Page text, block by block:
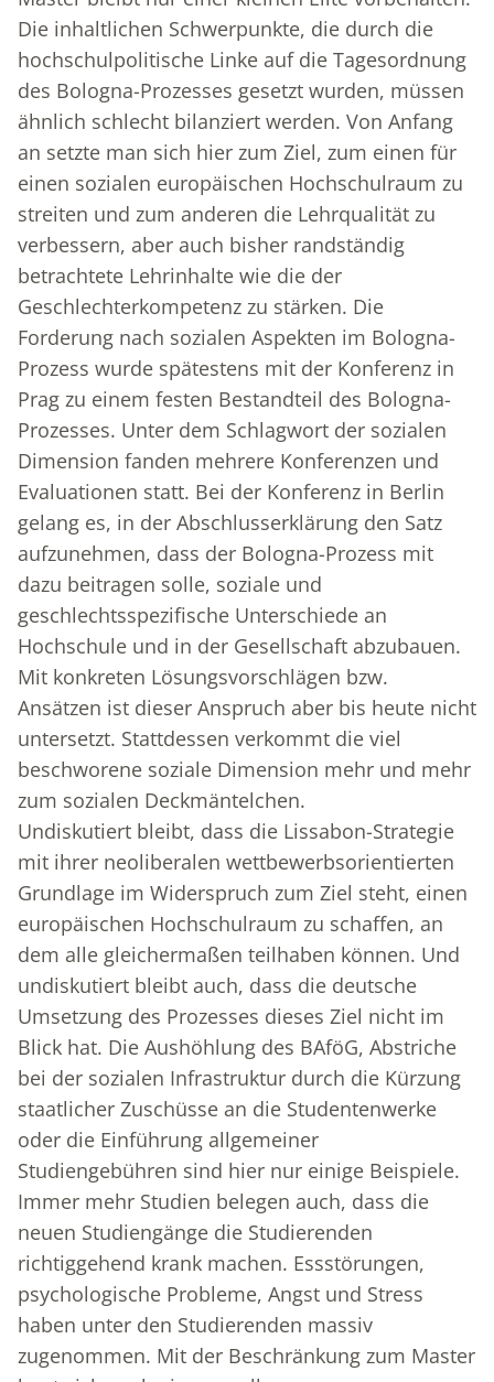
Die inhaltlichen Schwerpunkte, die durch die
hochschulpolitische Linke auf die Tagesordnung
des Bologna-Prozesses gesetzt wurden, müssen
ähnlich schlecht bilanziert werden. Von Anfang
an setzte man sich hier zum Ziel, zum einen für
einen sozialen europäischen Hochschulraum zu
streiten und zum anderen die Lehrqualität zu
verbessern, aber auch bisher randständig
betrachtete Lehrinhalte wie die der
Geschlechterkompetenz zu stärken. Die
Forderung nach sozialen Aspekten im Bologna-
Prozess wurde spätestens mit der Konferenz in
Prag zu einem festen Bestandteil des Bologna-
Prozesses. Unter dem Schlagwort der sozialen
Dimension fanden mehrere Konferenzen und
Evaluationen statt. Bei der Konferenz in Berlin
gelang es, in der Abschlusserklärung den Satz
aufzunehmen, dass der Bologna-Prozess mit
dazu beitragen solle, soziale und
geschlechtsspezifische Unterschiede an
Hochschule und in der Gesellschaft abzubauen.
Mit konkreten Lösungsvorschlägen bzw.
Ansätzen ist dieser Anspruch aber bis heute nicht
untersetzt. Stattdessen verkommt die viel
beschworene soziale Dimension mehr und mehr
zum sozialen Deckmäntelchen.
Undiskutiert bleibt, dass die Lissabon-Strategie
mit ihrer neoliberalen wettbewerbsorientierten
Grundlage im Widerspruch zum Ziel steht, einen
europäischen Hochschulraum zu schaffen, an
dem alle gleichermaßen teilhaben können. Und
undiskutiert bleibt auch, dass die deutsche
Umsetzung des Prozesses dieses Ziel nicht im
Blick hat. Die Aushöhlung des BAföG, Abstriche
bei der sozialen Infrastruktur durch die Kürzung
staatlicher Zuschüsse an die Studentenwerke
oder die Einführung allgemeiner
Studiengebühren sind hier nur einige Beispiele.
Immer mehr Studien belegen auch, dass die
neuen Studiengänge die Studierenden
richtiggehend krank machen. Essstörungen,
psychologische Probleme, Angst und Stress
haben unter den Studierenden massiv
zugenommen. Mit der Beschränkung zum Master